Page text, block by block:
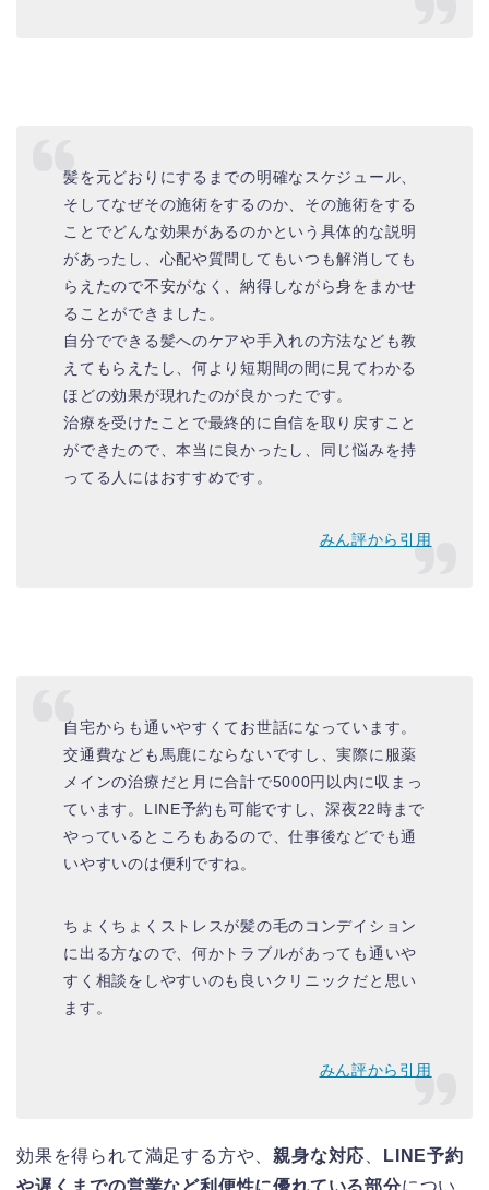
髪を元どおりにするまでの明確なスケジュール、
そしてなぜその施術をするのか、その施術をする
ことでどんな効果があるのかという具体的な説明
があったし、心配や質問してもいつも解消しても
らえたので不安がなく、納得しながら身をまかせ
ることができました。
自分でできる髪へのケアや手入れの方法なども教
えてもらえたし、何より短期間の間に見てわかる
ほどの効果が現れたのが良かったです。
治療を受けたことで最終的に自信を取り戻すこと
ができたので、本当に良かったし、同じ悩みを持
ってる人にはおすすめです。
みん評から引用
自宅からも通いやすくてお世話になっています。
交通費なども馬鹿にならないですし、実際に服薬
メインの治療だと月に合計で5000円以内に収まっ
ています。LINE予約も可能ですし、深夜22時まで
やっているところもあるので、仕事後などでも通
いやすいのは便利ですね。
ちょくちょくストレスが髪の毛のコンデイション
に出る方なので、何かトラブルがあっても通いや
すく相談をしやすいのも良いクリニックだと思い
ます。
みん評から引用
効果を得られて満足する方や、親身な対応
LINE予約
や遅くまでの営業など利便性に優れている部分につい